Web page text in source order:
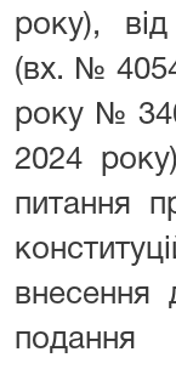
року),
(вх. №
року №
2024
питання
внесення
подання